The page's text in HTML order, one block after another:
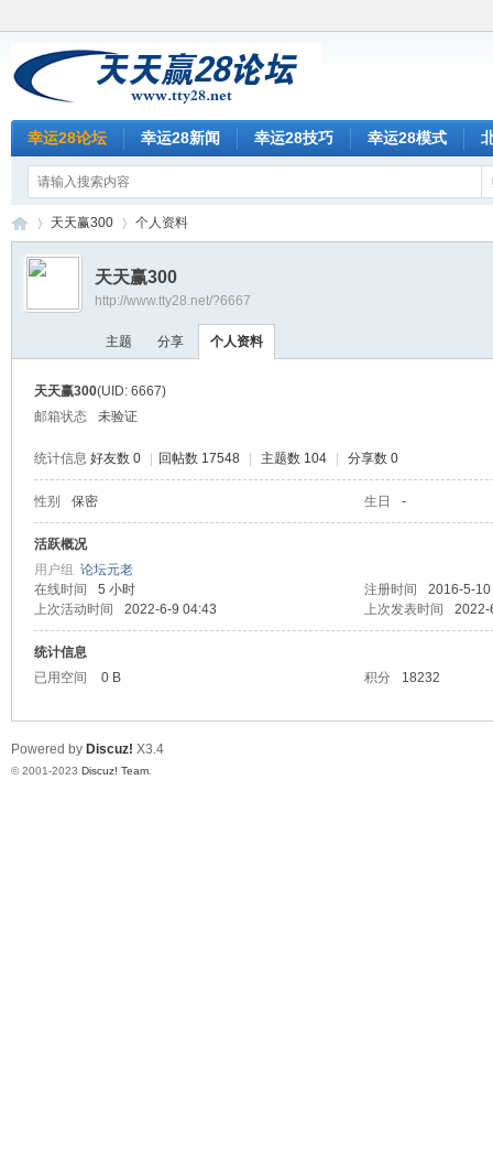
幸运28论坛 幸运28新闻 幸运28技巧 幸运28模式
赢
›
天天赢300 个人资料
天天赢300
http://www.tty28.net/?6667
主题 分享 个人资料
天天赢300(UID: 6667)
邮箱状态
未验证
统计信息 好友数 0 回帖数 17548 主题数 104 分享数 0
性别 保密 生日 -
活跃概况
用户组 论坛元老
在线时间
5 小时 注册时间
2016-5-
上次活动时间
2022-6-9 04:43 上次发表时间 2022-
统计信息
已用空间
0 B 积分 18232
Powered by Discuz! X3.4
© 2001-2023 Discuz! Team